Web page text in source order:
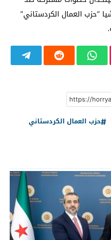
“حزب العمال الكردستاني”
حزب العمال الكردستاني